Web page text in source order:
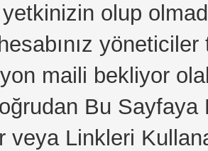
olup
maili bekliyor
Bu
veya Linkleri